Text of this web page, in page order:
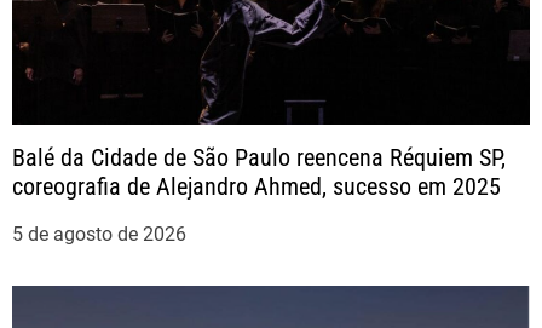
ã
o
d
e
Balé da Cidade de São Paulo reencena Réquiem SP,
coreografia de Alejandro Ahmed, sucesso em 2025
5 de agosto de 2026